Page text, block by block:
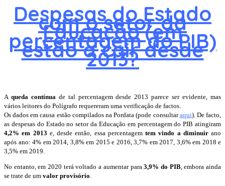
Despesas do Estado
com o setor da
Educação (em
percentagem do PIB)
estão a cair desde
2013?
A queda contínuade tal percentagem desde 2013 parece ser evidente, mas
vários leitores do Polígrafo requereram uma verificação de factos.
Os dados em causa estão compilados na Pordata (pode consultaraqui). De facto,
as despesas do Estado no setor da Educação em percentagem do PIB atingiram
4,2% em 2013 e, desde então, essa percentagem tem vindo a diminuirano
após ano: 4% em 2014, 3,8% em 2015 e 2016, 3,7% em 2017, 3,6% em 2018 e
3,5% em 2019.
No entanto, em 2020 terá voltado a aumentar para3,9% do PIB, embora ainda
se trate de um valor provisório.